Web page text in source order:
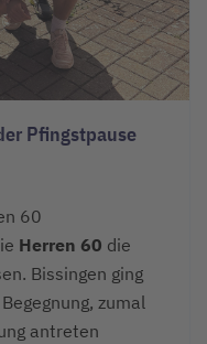
Pfingstpause
60
Herren 60 die
Bissingen ging
zumal
antreten